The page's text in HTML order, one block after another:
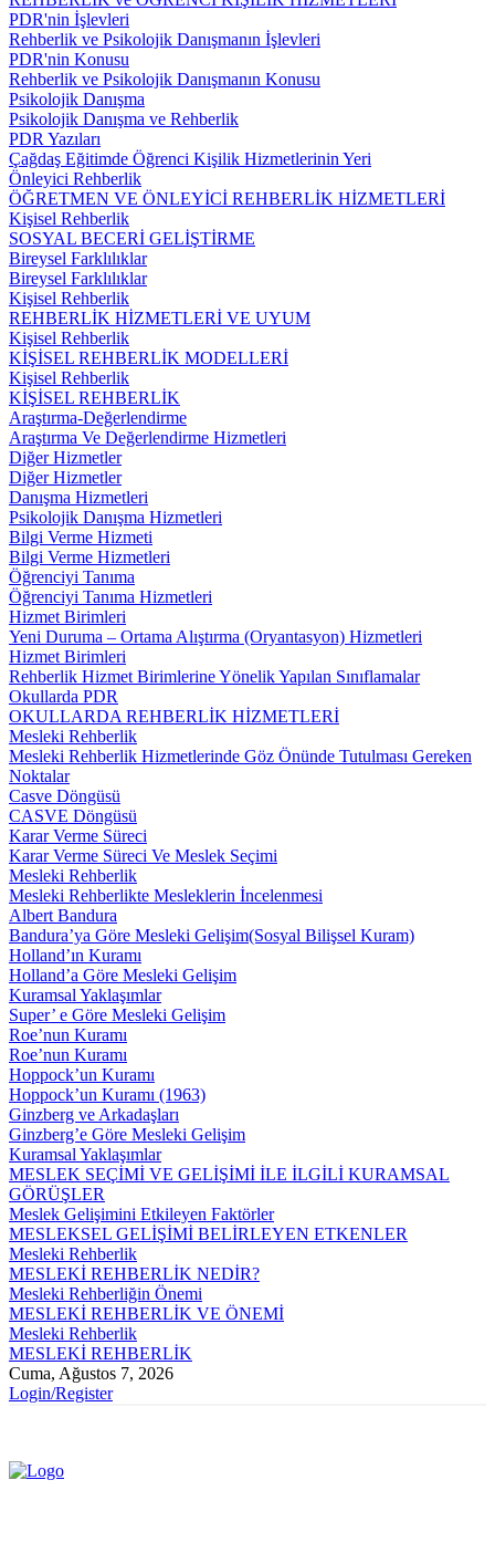
PDR'nin İşlevleri
Rehberlik ve Psikolojik Danışmanın İşlevleri
PDR'nin Konusu
Rehberlik ve Psikolojik Danışmanın Konusu
Psikolojik Danışma
Psikolojik Danışma ve Rehberlik
PDR Yazıları
Çağdaş Eğitimde Öğrenci Kişilik Hizmetlerinin Yeri
Önleyici Rehberlik
ÖĞRETMEN VE ÖNLEYİCİ REHBERLİK HİZMETLERİ
Kişisel Rehberlik
SOSYAL BECERİ GELİŞTİRME
Bireysel Farklılıklar
Bireysel Farklılıklar
Kişisel Rehberlik
REHBERLİK HİZMETLERİ VE UYUM
Kişisel Rehberlik
KİŞİSEL REHBERLİK MODELLERİ
Kişisel Rehberlik
KİŞİSEL REHBERLİK
Araştırma-Değerlendirme
Araştırma Ve Değerlendirme Hizmetleri
Diğer Hizmetler
Diğer Hizmetler
Danışma Hizmetleri
Psikolojik Danışma Hizmetleri
Bilgi Verme Hizmeti
Bilgi Verme Hizmetleri
Öğrenciyi Tanıma
Öğrenciyi Tanıma Hizmetleri
Hizmet Birimleri
Yeni Duruma – Ortama Alıştırma (Oryantasyon) Hizmetleri
Hizmet Birimleri
Rehberlik Hizmet Birimlerine Yönelik Yapılan Sınıflamalar
Okullarda PDR
OKULLARDA REHBERLİK HİZMETLERİ
Mesleki Rehberlik
Mesleki Rehberlik Hizmetlerinde Göz Önünde Tutulması Gereken
Noktalar
Casve Döngüsü
CASVE Döngüsü
Karar Verme Süreci
Karar Verme Süreci Ve Meslek Seçimi
Mesleki Rehberlik
Mesleki Rehberlikte Mesleklerin İncelenmesi
Albert Bandura
Bandura’ya Göre Mesleki Gelişim(Sosyal Bilişsel Kuram)
Holland’ın Kuramı
Holland’a Göre Mesleki Gelişim
Kuramsal Yaklaşımlar
Super’ e Göre Mesleki Gelişim
Roe’nun Kuramı
Roe’nun Kuramı
Hoppock’un Kuramı
Hoppock’un Kuramı (1963)
Ginzberg ve Arkadaşları
Ginzberg’e Göre Mesleki Gelişim
Kuramsal Yaklaşımlar
MESLEK SEÇİMİ VE GELİŞİMİ İLE İLGİLİ KURAMSAL
GÖRÜŞLER
Meslek Gelişimini Etkileyen Faktörler
MESLEKSEL GELİŞİMİ BELİRLEYEN ETKENLER
Mesleki Rehberlik
MESLEKİ REHBERLİK NEDİR?
Mesleki Rehberliğin Önemi
MESLEKİ REHBERLİK VE ÖNEMİ
Mesleki Rehberlik
MESLEKİ REHBERLİK
Cuma, Ağustos 7, 2026
Login/Register